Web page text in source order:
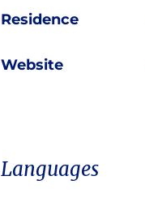
Residence
Website
Languages